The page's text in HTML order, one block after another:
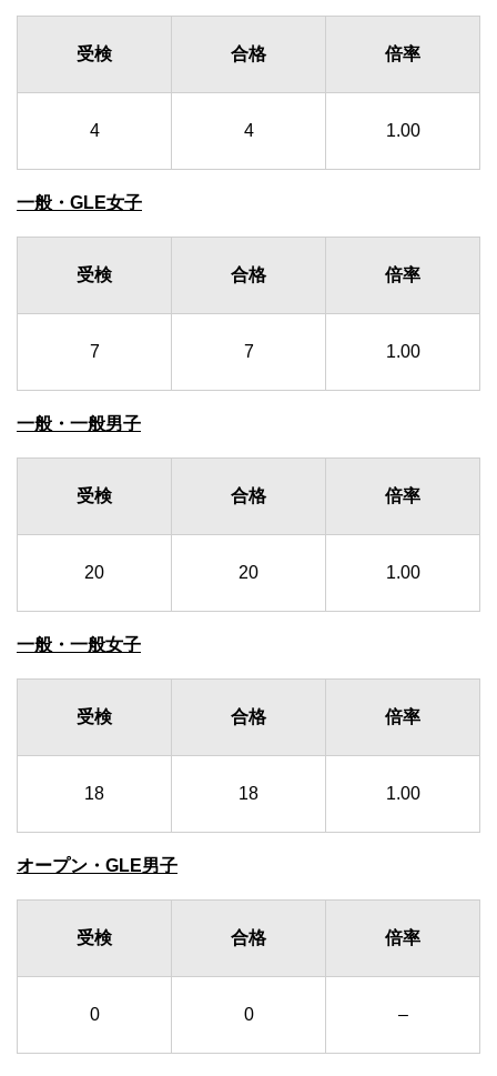
受検 合格 倍率
4 4 1.00
一般・GLE女子
受検 合格 倍率
7 7 1.00
一般・一般男子
受検 合格 倍率
20 20 1.00
一般・一般女子
受検 合格 倍率
18 18 1.00
オープン・GLE男子
受検 合格 倍率
0 0 –